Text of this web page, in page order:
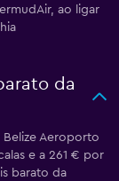
ao ligar
da
Belize Aeroporto
e a 261 € por
barato da